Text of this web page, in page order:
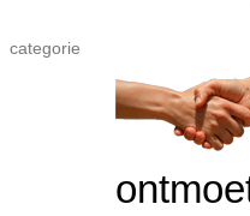
categorie